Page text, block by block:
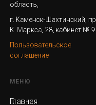
область,
г. Каменск-Шахтинский, пр.
К. Маркса, 28, кабинет № 9.
Пользовательское
соглашение
МЕНЮ
Главная